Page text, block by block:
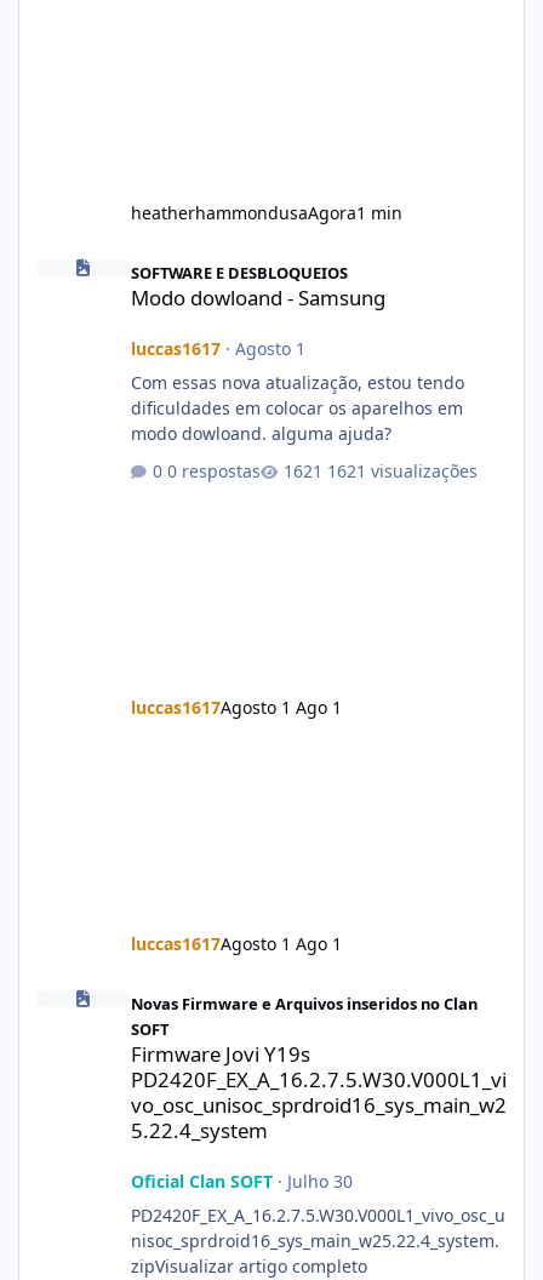
heatherhammondusaAgora1 min
SOFTWARE E DESBLOQUEIOS
Modo dowloand - Samsung
luccas1617· Agosto 1
Com essas nova atualização, estou tendo
dificuldades em colocar os aparelhos em
modo dowloand. alguma ajuda?
0 respostas
1621 visualizações
luccas1617Agosto 1 Ago 1
luccas1617Agosto 1 Ago 1
Firmware Jovi Y19s
Novas Firmware e Arquivos inseridos no Clan
SOFT
Firmware Jovi Y19s
PD2420F_EX_A_16.2.7.5.W30.V000L1_vi
vo_osc_unisoc_sprdroid16_sys_main_w2
5.22.4_system
Oficial Clan SOFT· Julho 30
PD2420F_EX_A_16.2.7.5.W30.V000L1_vivo_osc_u
nisoc_sprdroid16_sys_main_w25.22.4_system.
zipVisualizar artigo completo